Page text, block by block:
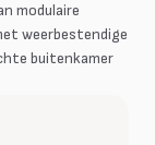
modulaire
weerbestendige
buitenkamer